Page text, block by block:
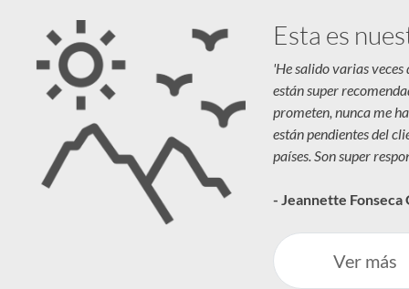
Esta es
'He salido varias
están super
prometen, nunca me
están pendientes del
países. Son super
- Jeannette Fonseca
Ver más